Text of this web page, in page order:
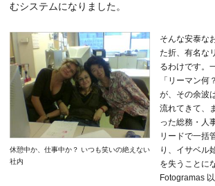
むシステムになりました。
休憩中か、仕事中か？ いつも笑いの絶えない
社内
そんな安泰な
た折、有名な
るわけです。
「リーマン何
が、その余波
流れてきて、
った総務・人
リードで一括
り、イサベル
を失うことに
Fotogramas